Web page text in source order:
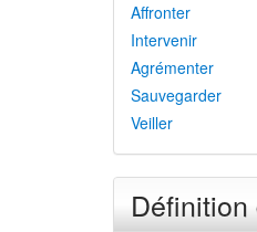
Affronter
Intervenir
Agrémenter
Sauvegarder
Veiller